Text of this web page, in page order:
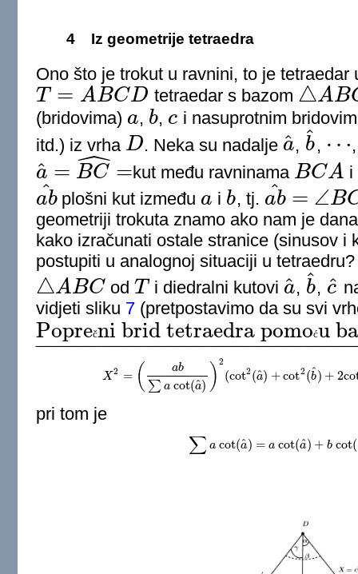
4 Iz geometrije tetraedra
Ono što je trokut u ravnini, to je tetraedar
T = ABCD
T= BCD tetraedar s bazom △AB
△ABC
(bridovima) a
a , b
b , c
c
i nasuprotnim
itd.) iz vrha D
D . Neka su nadalje a
^
a^ , b
^
b^ , ⋯
⋯
a
^ = BC
ˆ =
a^= BC^ = kut među ravninama BCA
BCA i
ab
^
ab^ plošni kut između a
a i b
b , tj. ab
^ = ∠B
ab^= ∠BC A
geometriji trokuta znamo ako nam je
kako izračunati ostale stranice (sinusov i
postupiti u analognoj situaciji u
△ABC
△ABC od T
T i diedralni kutovi a
^
a^ , b
^
b^ , c
^
c^
vidjeti sliku 7(pretpostavimo da su svi
Poprečni brid tetraedra pomoću
−−−−−−−−−−−−−−−−−−−−−−−−−−
Poprečni brid tetraedra pomoću baze i kutova na bazu - ''cot zakon''._
X2 = ( ab
∑ a cot(a
^) ) 2
(cot2 (a
^) +cot2 (b
^) + 2
X2=(ab∑a cot( ^ 2(cot2(a^ +cot2(b ^)+2cot(a^)
pri tom je
∑ a cot(a
^) = a cot(a
^) + b cot(
∑a cot( a ^)= a cot(a^) + b cot(b^)